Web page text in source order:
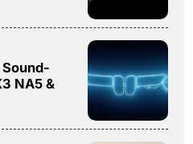
NA5 &